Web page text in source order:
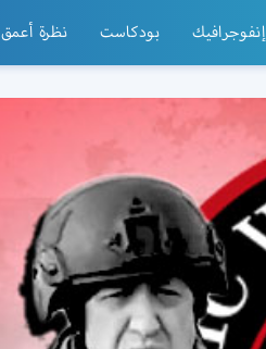
إنفوجرافيك بودكاست نظرة أعمق